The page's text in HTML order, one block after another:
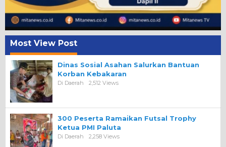
Most View Post
Dinas Sosial Asahan Salurkan Bantuan
Korban Kebakaran
Di Daerah 2,512 Views
300 Peserta Ramaikan Futsal Trophy
Ketua PMI Paluta
Di Daerah 2,258 Views